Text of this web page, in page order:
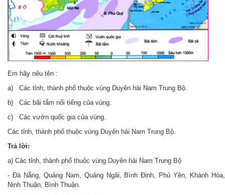
Em hãy nêu tên :
a) Các tỉnh, thành phố thuộc vùng Duyên hải Nam Trung Bộ.
b) Các bãi tắm nổi tiếng của vùng.
c) Các vườn quốc gia của vùng.
Các tỉnh, thành phố thuộc vùng Duyên hải Nam Trung Bộ.
Trả lời:
a) Các tỉnh, thành phố thuộc vùng Duyên hải Nam Trung Bộ
- Đà Nẵng, Quảng Nam, Quảng Ngãi, Bình Định, Phú Yên, Khánh Hòa,
Ninh Thuận, Bình Thuận.